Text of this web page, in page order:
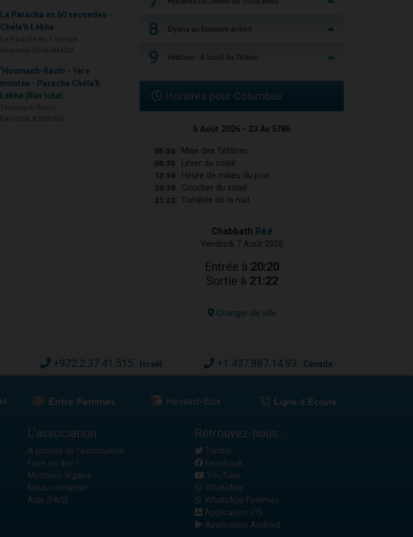
La Paracha en 60 secondes -
Chéla'h Lékha
‘Houmach-Rachi - 1ère
montée - Paracha Chéla'h
Lékha (Rav Ichaï...
8 Elyana au buisson ardent
9 Histoire - À bord du Titanic
Horaires pour Columbus
6 Août 2026 - 23 Av 5786
05:36 Mise des Téfilines
06:35 Lever du soleil
13:38 Heure de milieu du jour
20:39 Coucher du soleil
21:22 Tombée de la nuit
Chabbath Réé
Vendredi 7 Août 2026
Entrée à 20:20
Sortie à 21:22
Changer de ville
+972.2.37.41.515 Israël +1.437.887.14.93 Canada
L'association
A propos de l'association
Faire un don !
Mentions légales
Nous contacter
Aide (FAQ)
Retrouvez-nous...
Twitter
Facebook
YouTube
WhatsApp
WhatsApp Femmes
Application iOS
Application Android